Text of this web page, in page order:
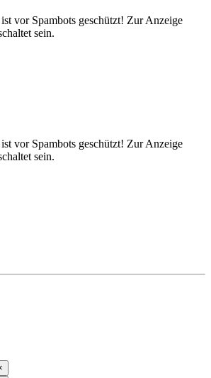
vor Spambots geschützt! Zur Anzeige
sein.
vor Spambots geschützt! Zur Anzeige
sein.